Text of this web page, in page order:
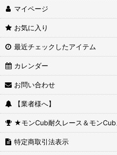
マイページ
お気に入り
最近チェックしたアイテム
カレンダー
お問い合わせ
【業者様へ】
★モンCub耐久レース＆モン
特定商取引法表示